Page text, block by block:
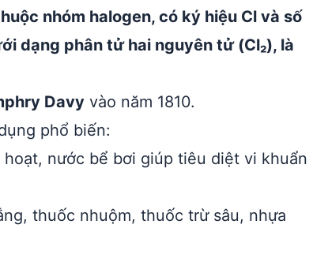
nhóm halogen, có ký hiệu Cl và số
dạng phân tử hai nguyên tử (Cl₂), là
Davy vào năm 1810.
phổ biến:
nước bể bơi giúp tiêu diệt vi khuẩn
thuốc nhuộm, thuốc trừ sâu, nhựa